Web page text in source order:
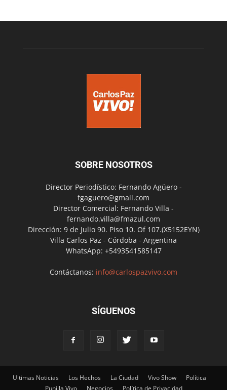
SOBRE NOSOTROS
Director Periodístico: Fernando Agüero -
fgaguero@gmail.com
Director Comercial: Fernando Villa -
fernando.villa@fmazul.com
Dirección: 9 de Julio 90. Piso 10. Of 107.(X5152EYN)
Villa Carlos Paz - Córdoba - Argentina
WhatsApp: +5493541585147
Contáctanos: info@carlospazvivo.com
SÍGUENOS
Ultimas Noticias Los Hechos La Ciudad Vivo Show
Política
Punilla Vivo
Negocios Política de Privacidad